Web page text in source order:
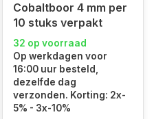
Cobaltboor 4 mm per
10 stuks verpakt
32 op voorraad
Op werkdagen voor
16:00 uur besteld,
dezelfde dag
verzonden. Korting: 2x-
5% - 3x-10%